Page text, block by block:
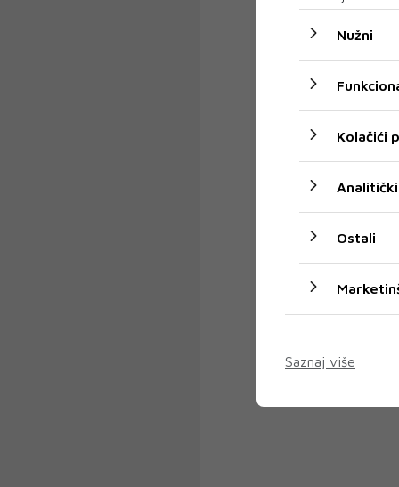
Nužni
Kolačići
Analitički
Ostali
Saznaj više